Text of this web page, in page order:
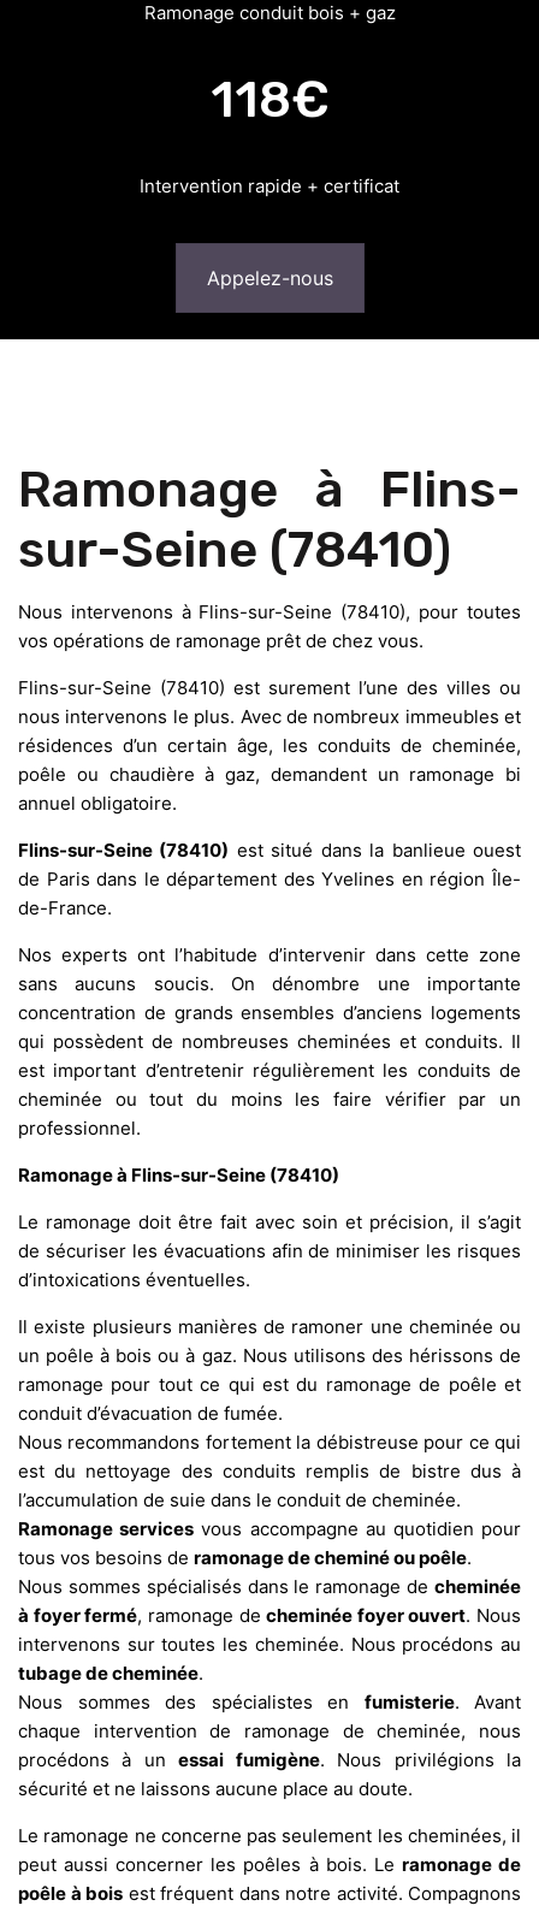
Ramonage conduit bois + gaz
118€
Intervention rapide + certificat
Appelez-nous
Ramonage à Flins-
sur-Seine (78410)
Nous intervenons à Flins-sur-Seine (78410), pour toutes
vos opérations de ramonage prêt de chez vous.
Flins-sur-Seine (78410) est surement l’une des villes ou
nous intervenons le plus. Avec de nombreux immeubles et
résidences d’un certain âge, les conduits de cheminée,
poêle ou chaudière à gaz, demandent un ramonage bi
annuel obligatoire.
Flins-sur-Seine (78410) est situé dans la banlieue ouest
de Paris dans le département des Yvelines en région Île-
de-France.
Nos experts ont l’habitude d’intervenir dans cette zone
sans aucuns soucis. On dénombre une importante
concentration de grands ensembles d’anciens logements
qui possèdent de nombreuses cheminées et conduits. Il
est important d’entretenir régulièrement les conduits de
cheminée ou tout du moins les faire vérifier par un
professionnel.
Ramonage à Flins-sur-Seine (78410)
Le ramonage doit être fait avec soin et précision, il s’agit
de sécuriser les évacuations afin de minimiser les risques
d’intoxications éventuelles.
Il existe plusieurs manières de ramoner une cheminée ou
un poêle à bois ou à gaz. Nous utilisons des hérissons de
ramonage pour tout ce qui est du ramonage de poêle et
conduit d’évacuation de fumée.
Nous recommandons fortement la débistreuse pour ce qui
est du nettoyage des conduits remplis de bistre dus à
l’accumulation de suie dans le conduit de cheminée.
Ramonage services vous accompagne au quotidien pour
tous vos besoins de ramonage de cheminé ou poêle.
Nous sommes spécialisés dans le ramonage de cheminée
à foyer fermé, ramonage decheminée foyer ouvert. Nous
intervenons sur toutes les cheminée. Nous procédons au
tubage de cheminée.
Nous sommes des spécialistes en fumisterie. Avant
chaque intervention de ramonage de cheminée, nous
procédons à unessai fumigène. Nous privilégions la
sécurité et ne laissons aucune place au doute.
Le ramonage ne concerne pas seulement les cheminées, il
peut aussi concerner les poêles à bois. Le ramonage de
poêle à bois est fréquent dans notre activité. Compagnons